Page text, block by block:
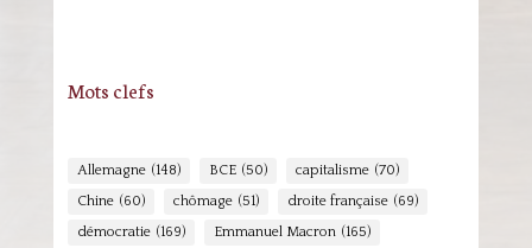
Mots clefs
Allemagne (148) BCE (50) capitalisme (70)
Chine (60) chômage (51) droite française (69)
démocratie (169) Emmanuel Macron (165)